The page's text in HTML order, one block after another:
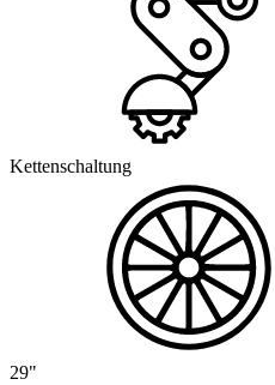
Kettenschaltung
29"